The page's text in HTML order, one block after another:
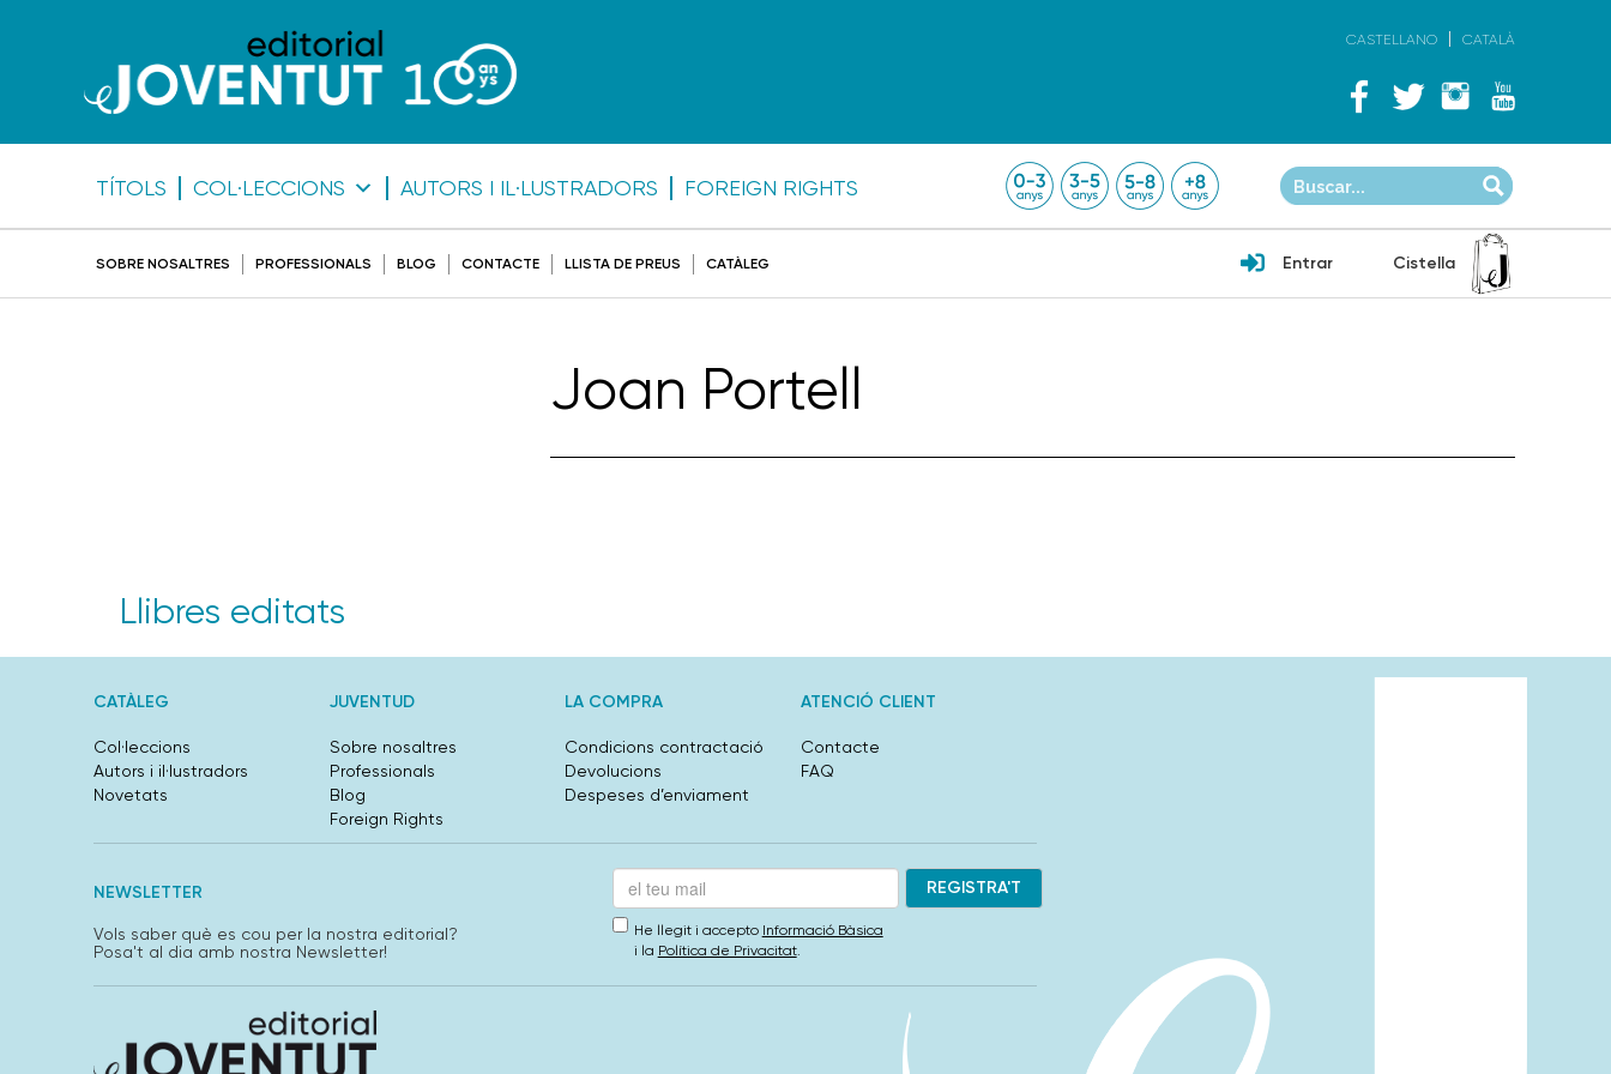
CASTELLANO CATALÀ
TÍTOLS COL·LECCIONS AUTORS I IL·LUSTRADORS FOREIGN RIGHTS
SOBRE NOSALTRES PROFESSIONALS BLOG CONTACTE LLISTA DE PREUS CATÀLEG Entrar Cistella
Joan Portell
Llibres editats
CATÀLEG
Col·leccions
Autors i il·lustradors
Novetats
JUVENTUD
Sobre nosaltres
Professionals
Blog
Foreign Rights
LA COMPRA
Condicions contractació
Devolucions
Despeses d’enviament
ATENCIÓ CLIENT
Contacte
FAQ
NEWSLETTER
Vols saber què es cou per la nostra editorial?
Posa't al dia amb nostra Newsletter!
He llegit i accepto Informació Bàsica
i la Política de Privacitat.